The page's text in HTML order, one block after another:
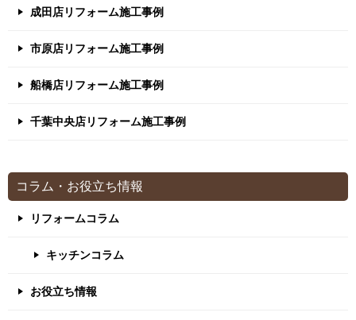
成田店リフォーム施工事例
市原店リフォーム施工事例
船橋店リフォーム施工事例
千葉中央店リフォーム施工事例
コラム・お役立ち情報
リフォームコラム
キッチンコラム
お役立ち情報